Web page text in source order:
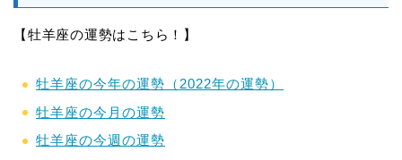
【牡羊座の運勢はこちら！】
牡羊座の今年の運勢（2022年の運勢）
牡羊座の今月の運勢
牡羊座の今週の運勢